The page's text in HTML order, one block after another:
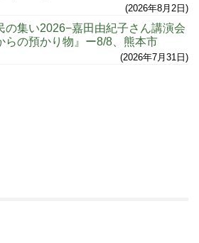
2026年8月2日
の集い2026−嘉田由紀子さん講演会
らの預かり物』ー8/8、熊本市
2026年7月31日